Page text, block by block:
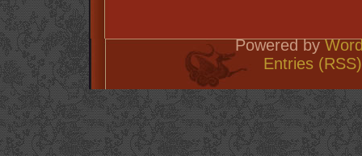
Powered by
Entries (RSS)